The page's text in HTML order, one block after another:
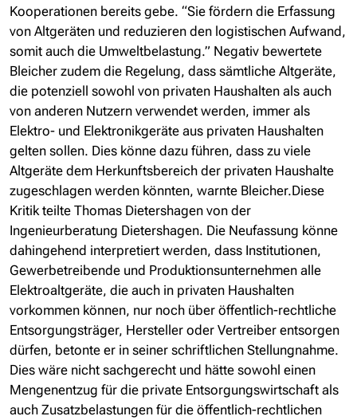
Kooperationen bereits gebe. “Sie fördern die Erfassung
von Altgeräten und reduzieren den logistischen Aufwand,
somit auch die Umweltbelastung.” Negativ bewertete
Bleicher zudem die Regelung, dass sämtliche Altgeräte,
die potenziell sowohl von privaten Haushalten als auch
von anderen Nutzern verwendet werden, immer als
Elektro- und Elektronikgeräte aus privaten Haushalten
gelten sollen. Dies könne dazu führen, dass zu viele
Altgeräte dem Herkunftsbereich der privaten Haushalte
zugeschlagen werden könnten, warnte Bleicher.Diese
Kritik teilte Thomas Dietershagen von der
Ingenieurberatung Dietershagen. Die Neufassung könne
dahingehend interpretiert werden, dass Institutionen,
Gewerbetreibende und Produktionsunternehmen alle
Elektroaltgeräte, die auch in privaten Haushalten
vorkommen können, nur noch über öffentlich-rechtliche
Entsorgungsträger, Hersteller oder Vertreiber entsorgen
dürfen, betonte er in seiner schriftlichen Stellungnahme.
Dies wäre nicht sachgerecht und hätte sowohl einen
Mengenentzug für die private Entsorgungswirtschaft als
auch Zusatzbelastungen für die öffentlich-rechtlichen